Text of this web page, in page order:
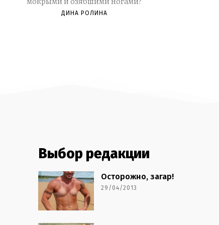
ДИНА РОЛИНА
Выбор редакции
Осторожно, загар!
29/04/2013